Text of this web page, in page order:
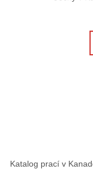
Katalog prací v